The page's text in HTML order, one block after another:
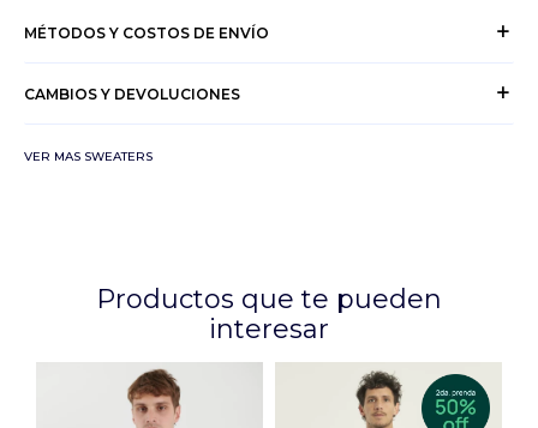
MÉTODOS Y COSTOS DE ENVÍO
CAMBIOS Y DEVOLUCIONES
VER MAS SWEATERS
Productos que te pueden
interesar